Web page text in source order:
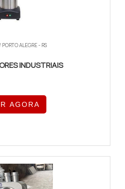
ALEGRE - RS
INDUSTRIAIS
AGORA